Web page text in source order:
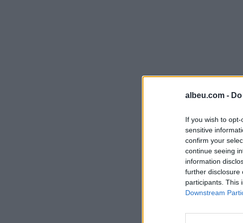
albeu.com -
If you wish to
sensitive
confirm your
continue seeing
information
further disclosure
participants. This
Downstream